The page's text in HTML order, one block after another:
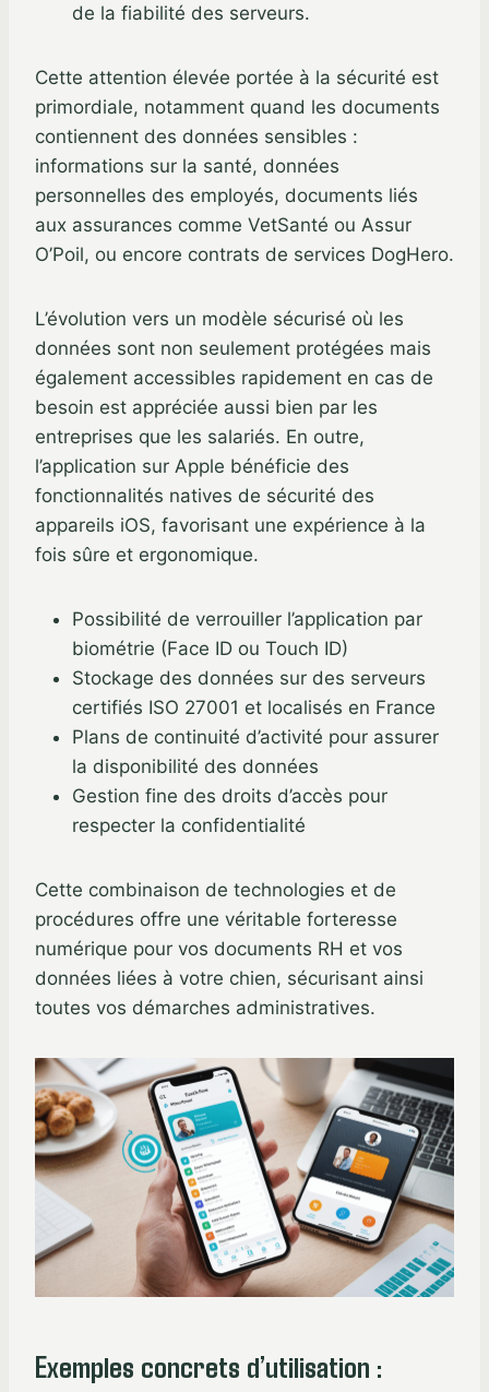
de la fiabilité des serveurs.
Cette attention élevée portée à la sécurité est
primordiale, notamment quand les documents
contiennent des données sensibles :
informations sur la santé, données
personnelles des employés, documents liés
aux assurances comme VetSanté ou Assur
O’Poil, ou encore contrats de services DogHero.
L’évolution vers un modèle sécurisé où les
données sont non seulement protégées mais
également accessibles rapidement en cas de
besoin est appréciée aussi bien par les
entreprises que les salariés. En outre,
l’application sur Apple bénéficie des
fonctionnalités natives de sécurité des
appareils iOS, favorisant une expérience à la
fois sûre et ergonomique.
Possibilité de verrouiller l’application par
biométrie (Face ID ou Touch ID)
Stockage des données sur des serveurs
certifiés ISO 27001 et localisés en France
Plans de continuité d’activité pour assurer
la disponibilité des données
Gestion fine des droits d’accès pour
respecter la confidentialité
Cette combinaison de technologies et de
procédures offre une véritable forteresse
numérique pour vos documents RH et vos
données liées à votre chien, sécurisant ainsi
toutes vos démarches administratives.
Exemples concrets d’utilisation :